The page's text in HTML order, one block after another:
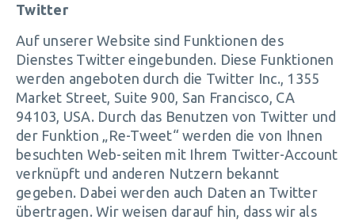
Twitter
Auf unserer Website sind Funktionen des
Dienstes Twitter eingebunden. Diese Funktionen
werden angeboten durch die Twitter Inc., 1355
Market Street, Suite 900, San Francisco, CA
94103, USA. Durch das Benutzen von Twitter und
der Funktion „Re-Tweet“ werden die von Ihnen
besuchten Web-seiten mit Ihrem Twitter-Account
verknüpft und anderen Nutzern bekannt
gegeben. Dabei werden auch Daten an Twitter
übertragen. Wir weisen darauf hin, dass wir als